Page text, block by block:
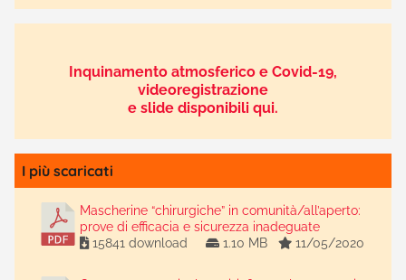
Inquinamento atmosferico e Covid-19,
videoregistrazione
e slide disponibili qui.
I più scaricati
Mascherine “chirurgiche” in comunità/all’aperto:
prove di efficacia e sicurezza inadeguate
15841 download
1.10 MB 11/05/2020